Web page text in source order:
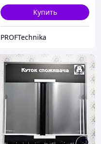
Купить
PROFTechnika